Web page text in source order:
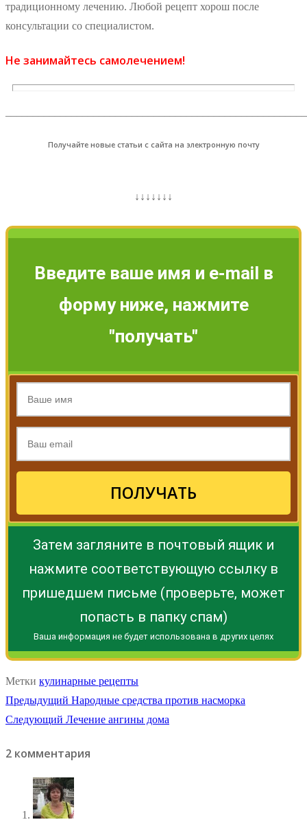
традиционному лечению. Любой рецепт хорош после
консультации со специалистом.
Не занимайтесь самолечением!
Получайте новые статьи с сайта на электронную почту
↓↓↓↓↓↓↓
Введите ваше имя и e-mail в
форму ниже, нажмите
"получать"
ПОЛУЧАТЬ
Затем загляните в почтовый ящик и
нажмите соответствующую ссылку в
пришедшем письме (проверьте, может
попасть в папку спам)
Ваша информация не будет использована в других целях
Метки кулинарные рецепты
Навигация
по
записям
Предыдущий Предыдущая
запись:
Народные средства против насморка
Следующий Следующая
Лечение ангины дома
2 комментария